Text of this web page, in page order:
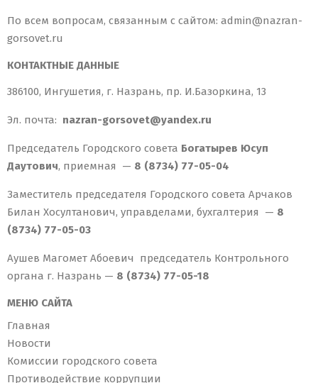
По всем вопросам, связанным с сайтом: admin@nazran-
gorsovet.ru
КОНТАКТНЫЕ ДАННЫЕ
386100, Ингушетия, г. Назрань, пр. И.Базоркина, 13
Эл. почта: nazran-gorsovet@yandex.ru
Председатель Городского совета Богатырев Юсуп
Даутович, приемная — 8 (8734) 77-05-04
Заместитель председателя Городского совета Арчаков
Билан Хосултанович, управделами, бухгалтерия — 8
(8734) 77-05-03
Аушев Магомет Абоевич председатель Контрольного
органа г. Назрань — 8 (8734) 77-05-18
МЕНЮ САЙТА
Главная
Новости
Комиссии городского совета
Противодействие коррупции